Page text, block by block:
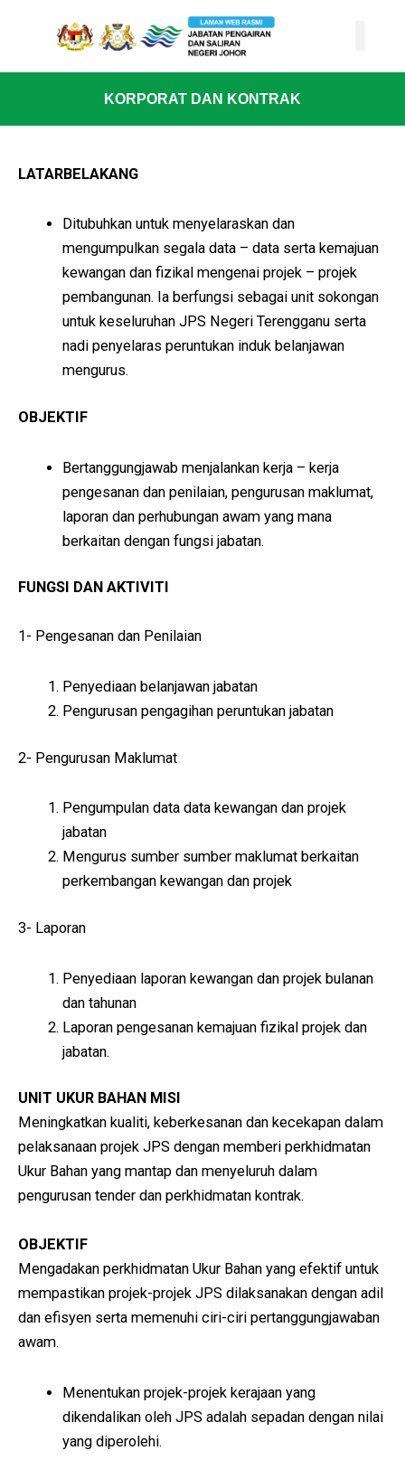
KORPORAT DAN KONTRAK
LATARBELAKANG
Ditubuhkan untuk menyelaraskan dan
mengumpulkan segala data – data serta kemajuan
kewangan dan fizikal mengenai projek – projek
pembangunan. Ia berfungsi sebagai unit sokongan
untuk keseluruhan JPS Negeri Terengganu serta
nadi penyelaras peruntukan induk belanjawan
mengurus.
OBJEKTIF
Bertanggungjawab menjalankan kerja – kerja
pengesanan dan penilaian, pengurusan maklumat,
laporan dan perhubungan awam yang mana
berkaitan dengan fungsi jabatan.
FUNGSI DAN AKTIVITI
1- Pengesanan dan Penilaian
Penyediaan belanjawan jabatan
Pengurusan pengagihan peruntukan jabatan
2- Pengurusan Maklumat
Pengumpulan data data kewangan dan projek
jabatan
Mengurus sumber sumber maklumat berkaitan
perkembangan kewangan dan projek
3- Laporan
Penyediaan laporan kewangan dan projek bulanan
dan tahunan
Laporan pengesanan kemajuan fizikal projek dan
jabatan.
UNIT UKUR BAHAN MISI
Meningkatkan kualiti, keberkesanan dan kecekapan dalam
pelaksanaan projek JPS dengan memberi perkhidmatan
Ukur Bahan yang mantap dan menyeluruh dalam
pengurusan tender dan perkhidmatan kontrak.
OBJEKTIF
Mengadakan perkhidmatan Ukur Bahan yang efektif untuk
mempastikan projek-projek JPS dilaksanakan dengan adil
dan efisyen serta memenuhi ciri-ciri pertanggungjawaban
awam.
Menentukan projek-projek kerajaan yang
dikendalikan oleh JPS adalah sepadan dengan nilai
yang diperolehi.